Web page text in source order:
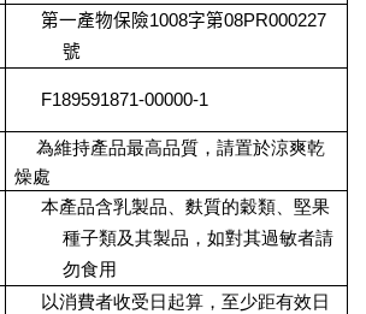
第一產物保險1008字第08PR000227
號
F189591871-00000-1
為維持產品最高品質，請置於涼爽乾
燥處
本產品含乳製品、麩質的穀類、堅果
種子類及其製品，如對其過敏者請
勿食用
以消費者收受日起算，至少距有效日